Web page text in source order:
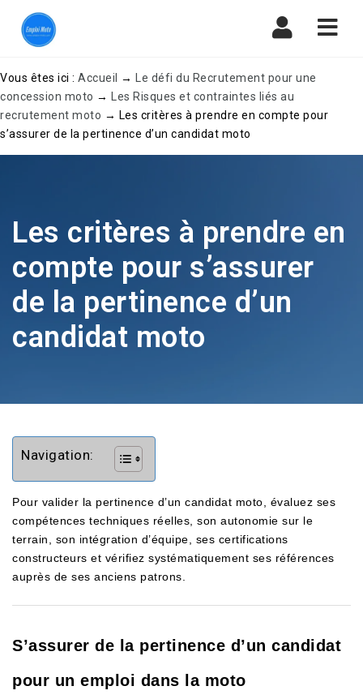
Vous êtes ici : Accueil →
Le défi du Recrutement pour une
concession moto →
Les Risques et contraintes liés au
recrutement moto → Les critères à prendre en compte pour
s’assurer de la pertinence d’un candidat moto
Les critères à prendre en
compte pour s’assurer
de la pertinence d’un
candidat moto
Navigation:
Pour valider la pertinence d’un candidat moto, évaluez ses
compétences techniques réelles, son autonomie sur le
terrain, son intégration d’équipe, ses certifications
constructeurs et vérifiez systématiquement ses références
auprès de ses anciens patrons.
S’assurer de la pertinence d’un candidat
pour un emploi dans la moto